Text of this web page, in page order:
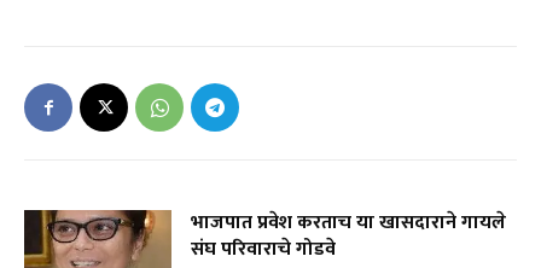
भाजपात प्रवेश करताच या खासदाराने गायले
संघ परिवाराचे गोडवे